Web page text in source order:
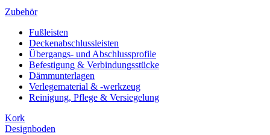
Zubehör
Fußleisten
Deckenabschlussleisten
Übergangs- und Abschlussprofile
Befestigung & Verbindungsstücke
Dämmunterlagen
Verlegematerial & -werkzeug
Reinigung, Pflege & Versiegelung
Kork
Designboden